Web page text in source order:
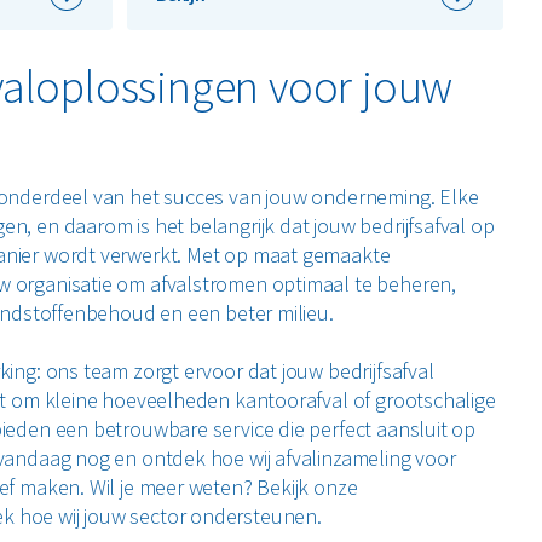
voor jouw
van het succes van jouw onderneming. Elke
en daarom is het belangrijk dat jouw bedrijfsafval op
wordt verwerkt. Met op maat gemaakte
organisatie om afvalstromen optimaal te beheren,
en een beter milieu.
ons team zorgt ervoor dat jouw bedrijfsafval
om kleine hoeveelheden kantoorafval of grootschalige
een betrouwbare service die perfect aansluit op
nog en ontdek hoe wij afvalinzameling voor
maken. Wil je meer weten? Bekijk onze
hoe wij jouw sector ondersteunen.